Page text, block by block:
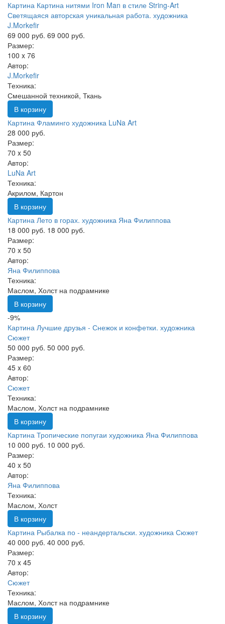
Картина Картина нитями Iron Man в стиле String-Art
Светящаяся авторская уникальная работа. художника
J.Morkefir
69 000 руб. 69 000 руб.
Размер:
100 x 76
Автор:
J.Morkefir
Техника:
Смешанной техникой, Ткань
В корзину
Картина Фламинго художника LuNa Art
28 000 руб.
Размер:
70 x 50
Автор:
LuNa Art
Техника:
Акрилом, Картон
В корзину
Картина Лето в горах. художника Яна Филиппова
18 000 руб. 18 000 руб.
Размер:
70 x 50
Автор:
Яна Филиппова
Техника:
Маслом, Холст на подрамнике
В корзину
-9%
Картина Лучшие друзья - Снежок и конфетки. художника
Сюжет
50 000 руб. 50 000 руб.
Размер:
45 x 60
Автор:
Сюжет
Техника:
Маслом, Холст на подрамнике
В корзину
Картина Тропические попугаи художника Яна Филиппова
10 000 руб. 10 000 руб.
Размер:
40 x 50
Автор:
Яна Филиппова
Техника:
Маслом, Холст
В корзину
Картина Рыбалка по - неандертальски. художника Сюжет
40 000 руб. 40 000 руб.
Размер:
70 x 45
Автор:
Сюжет
Техника:
Маслом, Холст на подрамнике
В корзину